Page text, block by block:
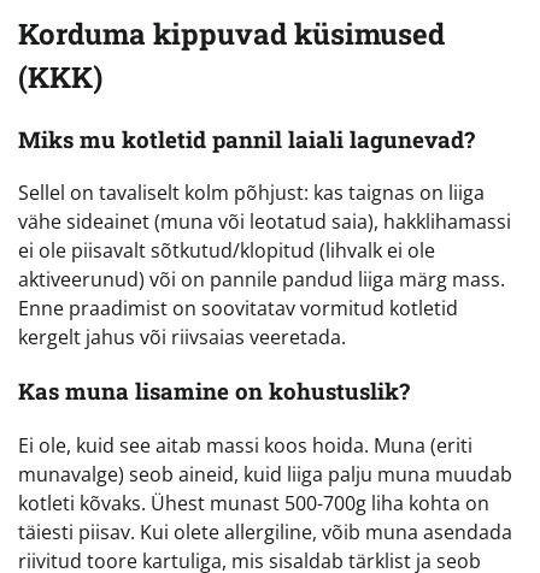
Korduma kippuvad küsimused
(KKK)
Miks mu kotletid pannil laiali lagunevad?
Sellel on tavaliselt kolm põhjust: kas taignas on liiga
vähe sideainet (muna või leotatud saia), hakklihamassi
ei ole piisavalt sõtkutud/klopitud (lihvalk ei ole
aktiveerunud) või on pannile pandud liiga märg mass.
Enne praadimist on soovitatav vormitud kotletid
kergelt jahus või riivsaias veeretada.
Kas muna lisamine on kohustuslik?
Ei ole, kuid see aitab massi koos hoida. Muna (eriti
munavalge) seob aineid, kuid liiga palju muna muudab
kotleti kõvaks. Ühest munast 500-700g liha kohta on
täiesti piisav. Kui olete allergiline, võib muna asendada
riivitud toore kartuliga, mis sisaldab tärklist ja seob